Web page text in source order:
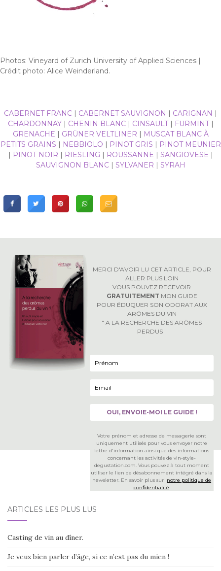
Photos: Vineyard of Zurich University of Applied Sciences |
Crédit photo: Alice Weinderland.
CABERNET FRANC | CABERNET SAUVIGNON | CARIGNAN |
CHARDONNAY| CHENIN BLANC| CINSAULT| FURMINT|
GRENACHE | GRÜNER VELTLINER | MUSCAT BLANC À
PETITS GRAINS | NEBBIOLO | PINOT GRIS | PINOT MEUNIER
| PINOT NOIR | RIESLING | ROUSSANNE | SANGIOVESE |
SAUVIGNON BLANC| SYLVANER | SYRAH
MERCI D'AVOIR LU CET ARTICLE, POUR
ALLER PLUS LOIN
VOUS POUVEZ RECEVOIR
GRATUITEMENT MON GUIDE
POUR ÉDUQUER SON ODORAT AUX
ARÔMES DU VIN
" A LA RECHERCHE DES ARÔMES
PERDUS "
Votre prénom et adresse de messagerie sont
uniquement utilisés pour vous envoyer notre
lettre d'information ainsi que des informations
concernant les activités de vin-style-
degustation.com. Vous pouvez à tout moment
utiliser le lien de désabonnement intégré dans la
newsletter. En savoir plus sur notre politique de
confidentialité.
ARTICLES LES PLUS LUS
Casting de vin au dîner.
Je veux bien parler d’âge, si ce n’est pas du mien !